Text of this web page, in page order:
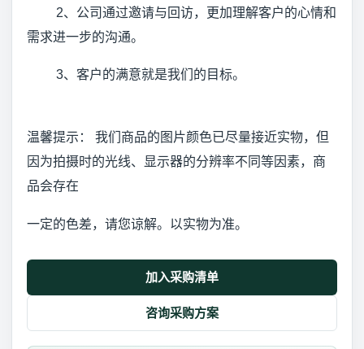
2、公司通过邀请与回访，更加理解客户的心情和
需求进一步的沟通。
3、客户的满意就是我们的目标。
温馨提示： 我们商品的图片颜色已尽量接近实物，但
因为拍摄时的光线、显示器的分辨率不同等因素，商
品会存在
一定的色差，请您谅解。以实物为准。
加入采购清单
咨询采购方案